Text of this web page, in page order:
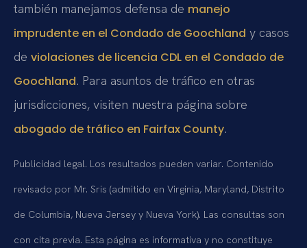
también manejamos defensa de manejo
imprudente en el Condado de Goochland y casos
de violaciones de licencia CDL en el Condado de
Goochland. Para asuntos de tráfico en otras
jurisdicciones, visiten nuestra página sobre
abogado de tráfico en Fairfax County.
Publicidad legal. Los resultados pueden variar. Contenido
revisado por Mr. Sris (admitido en Virginia, Maryland, Distrito
de Columbia, Nueva Jersey y Nueva York). Las consultas son
con cita previa. Esta página es informativa y no constituye